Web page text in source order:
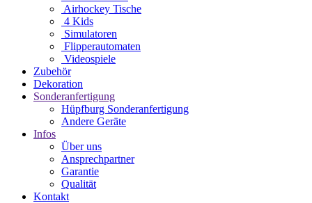
Airhockey Tische
4 Kids
Simulatoren
Flipperautomaten
Videospiele
Zubehör
Dekoration
Sonderanfertigung
Hüpfburg Sonderanfertigung
Andere Geräte
Infos
Über uns
Ansprechpartner
Garantie
Qualität
Kontakt